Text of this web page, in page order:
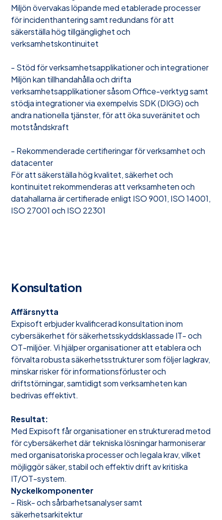
Miljön övervakas löpande med etablerade processer
för incidenthantering samt redundans för att
säkerställa hög tillgänglighet och
verksamhetskontinuitet
- Stöd för verksamhetsapplikationer och integrationer
Miljön kan tillhandahålla och drifta
verksamhetsapplikationer såsom Office-verktyg samt
stödja integrationer via exempelvis SDK (DIGG) och
andra nationella tjänster, för att öka suveränitet och
motståndskraft
- Rekommenderade certifieringar för verksamhet och
datacenter
För att säkerställa hög kvalitet, säkerhet och
kontinuitet rekommenderas att verksamheten och
datahallarna är certifierade enligt ISO 9001, ISO 14001,
ISO 27001 och ISO 22301
Konsultation
Affärsnytta
Expisoft erbjuder kvalificerad konsultation inom
cybersäkerhet för säkerhetsskyddsklassade IT- och
OT-miljöer. Vi hjälper organisationer att etablera och
förvalta robusta säkerhetsstrukturer som följer lagkrav,
minskar risker för informationsförluster och
driftstörningar, samtidigt som verksamheten kan
bedrivas effektivt.
Resultat:
Med Expisoft får organisationer en strukturerad metod
för cybersäkerhet där tekniska lösningar harmoniserar
med organisatoriska processer och legala krav, vilket
möjliggör säker, stabil och effektiv drift av kritiska
IT/OT-system.
Nyckelkomponenter
- Risk- och sårbarhetsanalyser samt
säkerhetsarkitektur